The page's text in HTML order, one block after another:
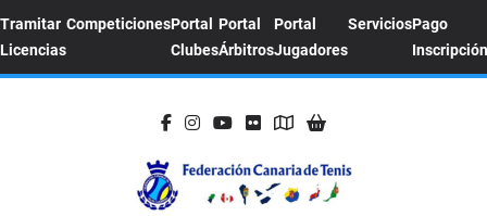
Tramitar
Licencias
CompeticionesPortal
Clubes
Portal
Árbitros
Portal
Jugadores
ServiciosPago
Inscripción